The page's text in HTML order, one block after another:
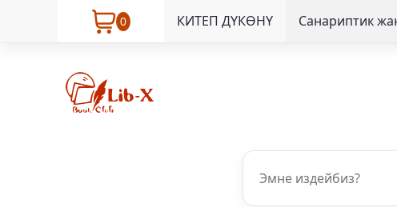
0 КИТЕП ДҮКӨНҮ Санариптик